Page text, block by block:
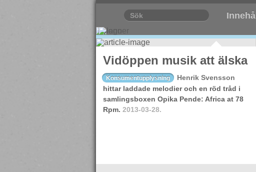
Innehåll
Vidöppen musik att älska
Konsumentupplysning
Henrik Svensson
hittar laddade melodier och en röd tråd i
samlingsboxen Opika Pende: Africa at 78
Rpm. 2013-03-28.